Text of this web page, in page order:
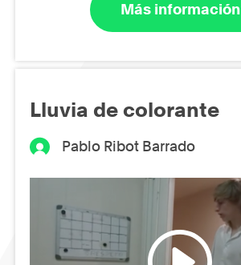
Más información
Lluvia de colorante
Pablo Ribot Barrado